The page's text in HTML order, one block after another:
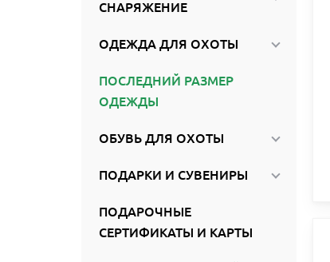
СНАРЯЖЕНИЕ
ОДЕЖДА ДЛЯ ОХОТЫ
ПОСЛЕДНИЙ РАЗМЕР
ОДЕЖДЫ
ОБУВЬ ДЛЯ ОХОТЫ
ПОДАРКИ И СУВЕНИРЫ
ПОДАРОЧНЫЕ
СЕРТИФИКАТЫ И КАРТЫ